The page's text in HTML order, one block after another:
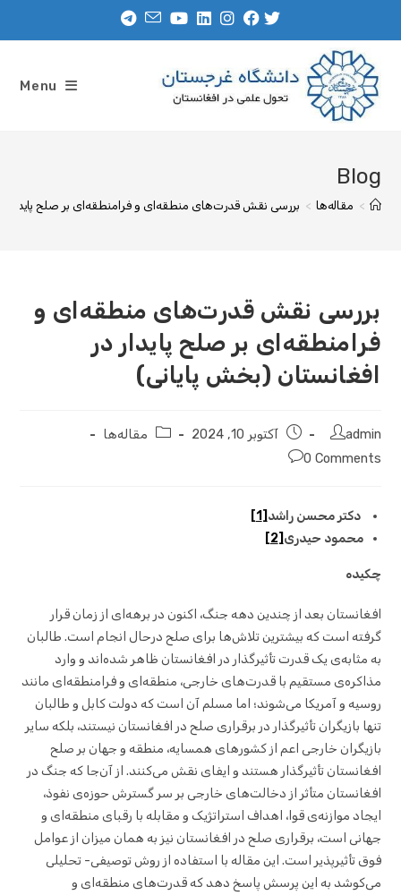
Menu
Blog
> مقاله‌ها > بررسی نقش قدرت‌های منطقه‌ای و فرامنطقه‌ای بر صلح پایدار
بررسی نقش قدرت‌های منطقه‌ای و
فرامنطقه‌ای بر صلح پایدار در
افغانستان (بخش پایانی)
admin آکتوبر 10, 2024
مقاله‌ها
0 Comments
دکتر محسن راشد [1]
محمود حیدری [2]
چکیده
افغانستان بعد از چندین دهه جنگ، اکنون در برهه‌ای از زمان قرار
گرفته است که بیشترین تلاش‌ها برای صلح درحال انجام است. طالبان
به مثابه‌ی یک قدرت تأثیرگذار در افغانستان ظاهر شده‌اند و وارد
مذاکره‌ی مستقیم با قدرت‌های خارجی، منطقه‌ای و فرامنطقه‌ای مانند
روسیه و آمریکا می‌شوند؛ اما مسلم آن است که دولت کابل و طالبان
تنها بازیگران تأثیرگذار در برقراری صلح در افغانستان نیستند، بلکه سایر
بازیگران خارجی اعم از کشورهای همسایه، منطقه و جهان بر صلح
افغانستان تأثیرگذار هستند و ایفای نقش می‌کنند. از آن‌جا که جنگ در
افغانستان متأثر از دخالت‌های خارجی بر سر گسترش حوزه‌ی نفوذ،
ایجاد موازنه‌ی قوا، اهداف استراتژیک و مقابله با رقبای منطقه‌ای و
جهانی است، برقراری صلح در افغانستان نیز به همان میزان از عوامل
فوق تأثیرپذیر است. این مقاله با استفاده از روش توصیفی- تحلیلی
می‌کوشد به این پرسش پاسخ دهد که قدرت‌های منطقه‌ای و